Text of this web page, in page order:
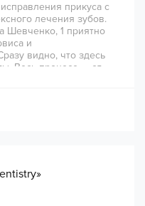
прикуса с
лечения зубов.
Шевченко, 1 приятно
и
видно, что здесь
Весь процесс — от
прошло
всем, кто